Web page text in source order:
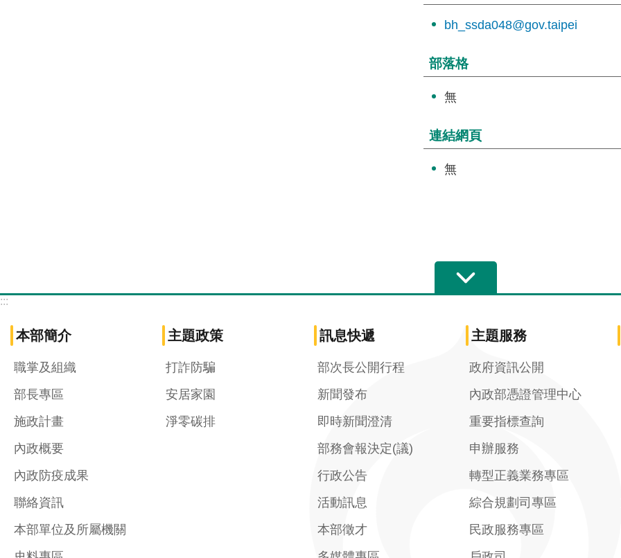
bh_ssda048@gov.taipei
部落格
無
連結網頁
無
:::
本部簡介
職掌及組織
部長專區
施政計畫
內政概要
內政防疫成果
聯絡資訊
本部單位及所屬機關
主題政策
打詐防騙
安居家園
淨零碳排
訊息快遞
部次長公開行程
新聞發布
即時新聞澄清
部務會報決定(議)
行政公告
活動訊息
本部徵才
主題服務
政府資訊公開
內政部憑證管理中心
重要指標查詢
申辦服務
轉型正義業務專區
綜合規劃司專區
民政服務專區